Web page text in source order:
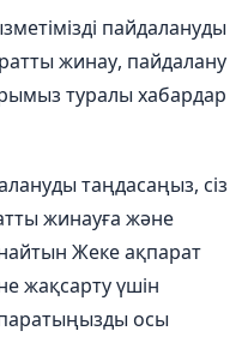
пайдалануды
жинау, пайдалану
туралы хабардар
таңдасаңыз, сіз
жинауға және
Жекеақпарат
жақсартуүшін
осы